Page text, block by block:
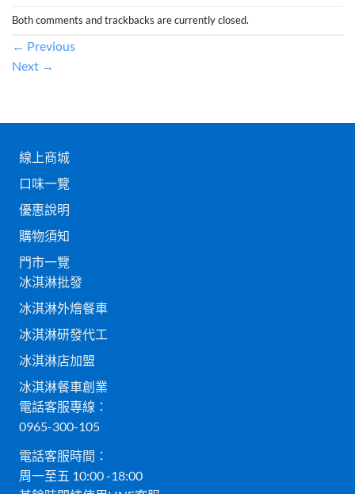
Both comments and trackbacks are currently closed.
← Previous
Next →
線上商城
口味一覽
優惠說明
購物須知
門市一覽
冰淇淋批發
冰淇淋外燴餐車
冰淇淋研發代工
冰淇淋店加盟
冰淇淋餐車創業
電話客服專線：
0965-300-105
電話客服時間：
周一至五 10:00 -18:00